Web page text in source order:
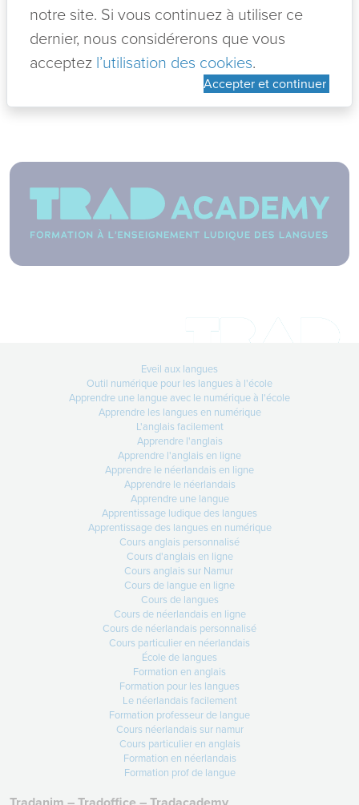
Lire +
Manolo ? Gratuité ?
12-06-2026
Comment obtenir un devis
TradanimEveil ?
Lire +
Media training politique
est
Lire +
14-04-2026
28 à 52% en 3 semaines !
31-03-2026
1er avril : votre activité d’éveil aux
langues
Demain… vos élèves vont vivre
quelque chose de
Eveil aux langues
Outil numérique pour les langues à l'école
Apprendre une langue avec le numérique à l'école
Apprendre les langues en numérique
L'anglais facilement
Apprendre l'anglais
Apprendre l'anglais en ligne
Apprendre le néerlandais en ligne
Apprendre le néerlandais
Apprendre une langue
Apprentissage ludique des langues
Apprentissage des langues en numérique
Cours anglais personnalisé
Cours d'anglais en ligne
Cours anglais sur Namur
Cours de langue en ligne
Cours de langues
Cours de néerlandais en ligne
Cours de néerlandais personnalisé
Cours particulier en néerlandais
École de langues
Formation en anglais
Formation pour les langues
Le néerlandais facilement
Formation professeur de langue
Cours néerlandais sur namur
Cours particulier en anglais
Formation en néerlandais
Formation prof de langue
notre site. Si vous continuez à utiliser ce
dernier, nous considérerons que vous
acceptez l’utilisation des cookies.
Accepter et continuer